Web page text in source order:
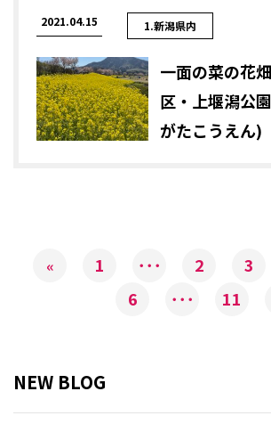
2021.04.15 1.新潟県内
一面の菜の花
区・上堰潟公
がたこうえん)
« 1 ･･･ 2 3
6
･･･ 11
NEW BLOG